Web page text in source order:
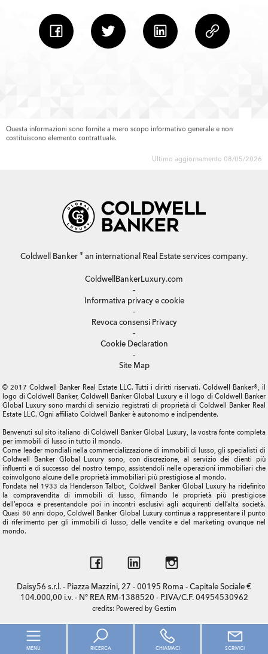
Questa informazioni sono fornite a mero scopo informativo generale e non
costituiscono elemento contrattuale.
Ultimo aggiornamento 08/05/2026
Coldwell Banker ® an international Real Estate services company.
ColdwellBankerLuxury.com
-
Informativa privacy e cookie
-
Revoca consensi Privacy
-
Cookie Declaration
-
Site Map
© 2017 Coldwell Banker Real Estate LLC. Tutti i diritti riservati. Coldwell Banker®, il
logo di Coldwell Banker, Coldwell Banker Global Luxury e il logo di Coldwell Banker
Global Luxury sono marchi di servizio registrati di proprietà di Coldwell Banker Real
Estate LLC. Ogni affiliato Coldwell Banker è autonomo e indipendente.
Benvenuti sul sito italiano di Coldwell Banker Global Luxury, la vostra fonte completa
per immobili di lusso in tutto il mondo.
Come leader mondiali nella commercializzazione di immobili di lusso, gli specialisti di
Coldwell Banker Global Luxury sono, con discrezione, al servizio dei clienti più
influenti e di successo del nostro tempo, assistendoli nelle operazioni immobiliari che
coinvolgono alcune delle proprietà immobiliari più prestigiose al mondo.
Fondata nel 1933 da Henderson Talbot, Coldwell Banker Global Luxury ha ridefinito
la compravendita di immobili di lusso, filmando le proprietà più prestigiose
dell’epoca e presentandole poi in incontri esclusivi agli acquirenti dell’alta società.
Quasi 80 anni dopo, Coldwell Banker Global Luxury continua a rappresentare il punto
di riferimento per gli immobili di lusso, delle vendite e del marketing ovunque nel
mondo.
Daisy56 s.r.l. - Piazza Mazzini, 27 - 00195 Roma - Capitale Sociale €
104.000,00 i.v. - N° REA RM-1388520 - P.IVA/C.F. 04954530962
credits: Powered by Gestim
MENU RICERCA CHIAMACI SCRIVICI